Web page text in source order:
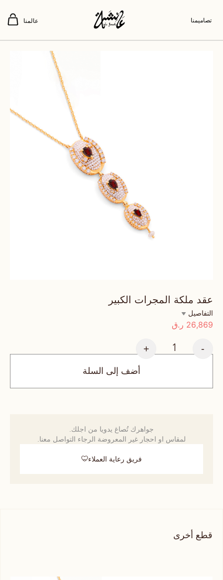
تصاميمنا عالمنا
عقد ملكة المجرات الكبير
التفاصيل
26,869 ر.ق
-
+
أضف إلى السلة
جواهرك تُصاغ يدويا من اجلك.
لمقاس او احجار غير المعروضة الرجاء التواصل معنا.
فريق رعاية العملاء
قطع أخرى